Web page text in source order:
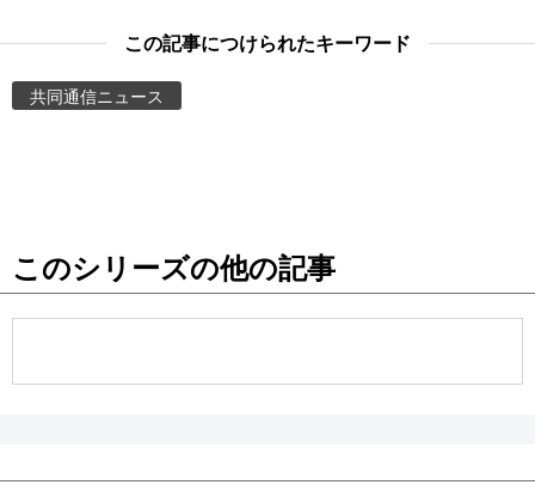
お知らせ
この記事につけられたキーワード
共同通信ニュース
このシリーズの他の記事